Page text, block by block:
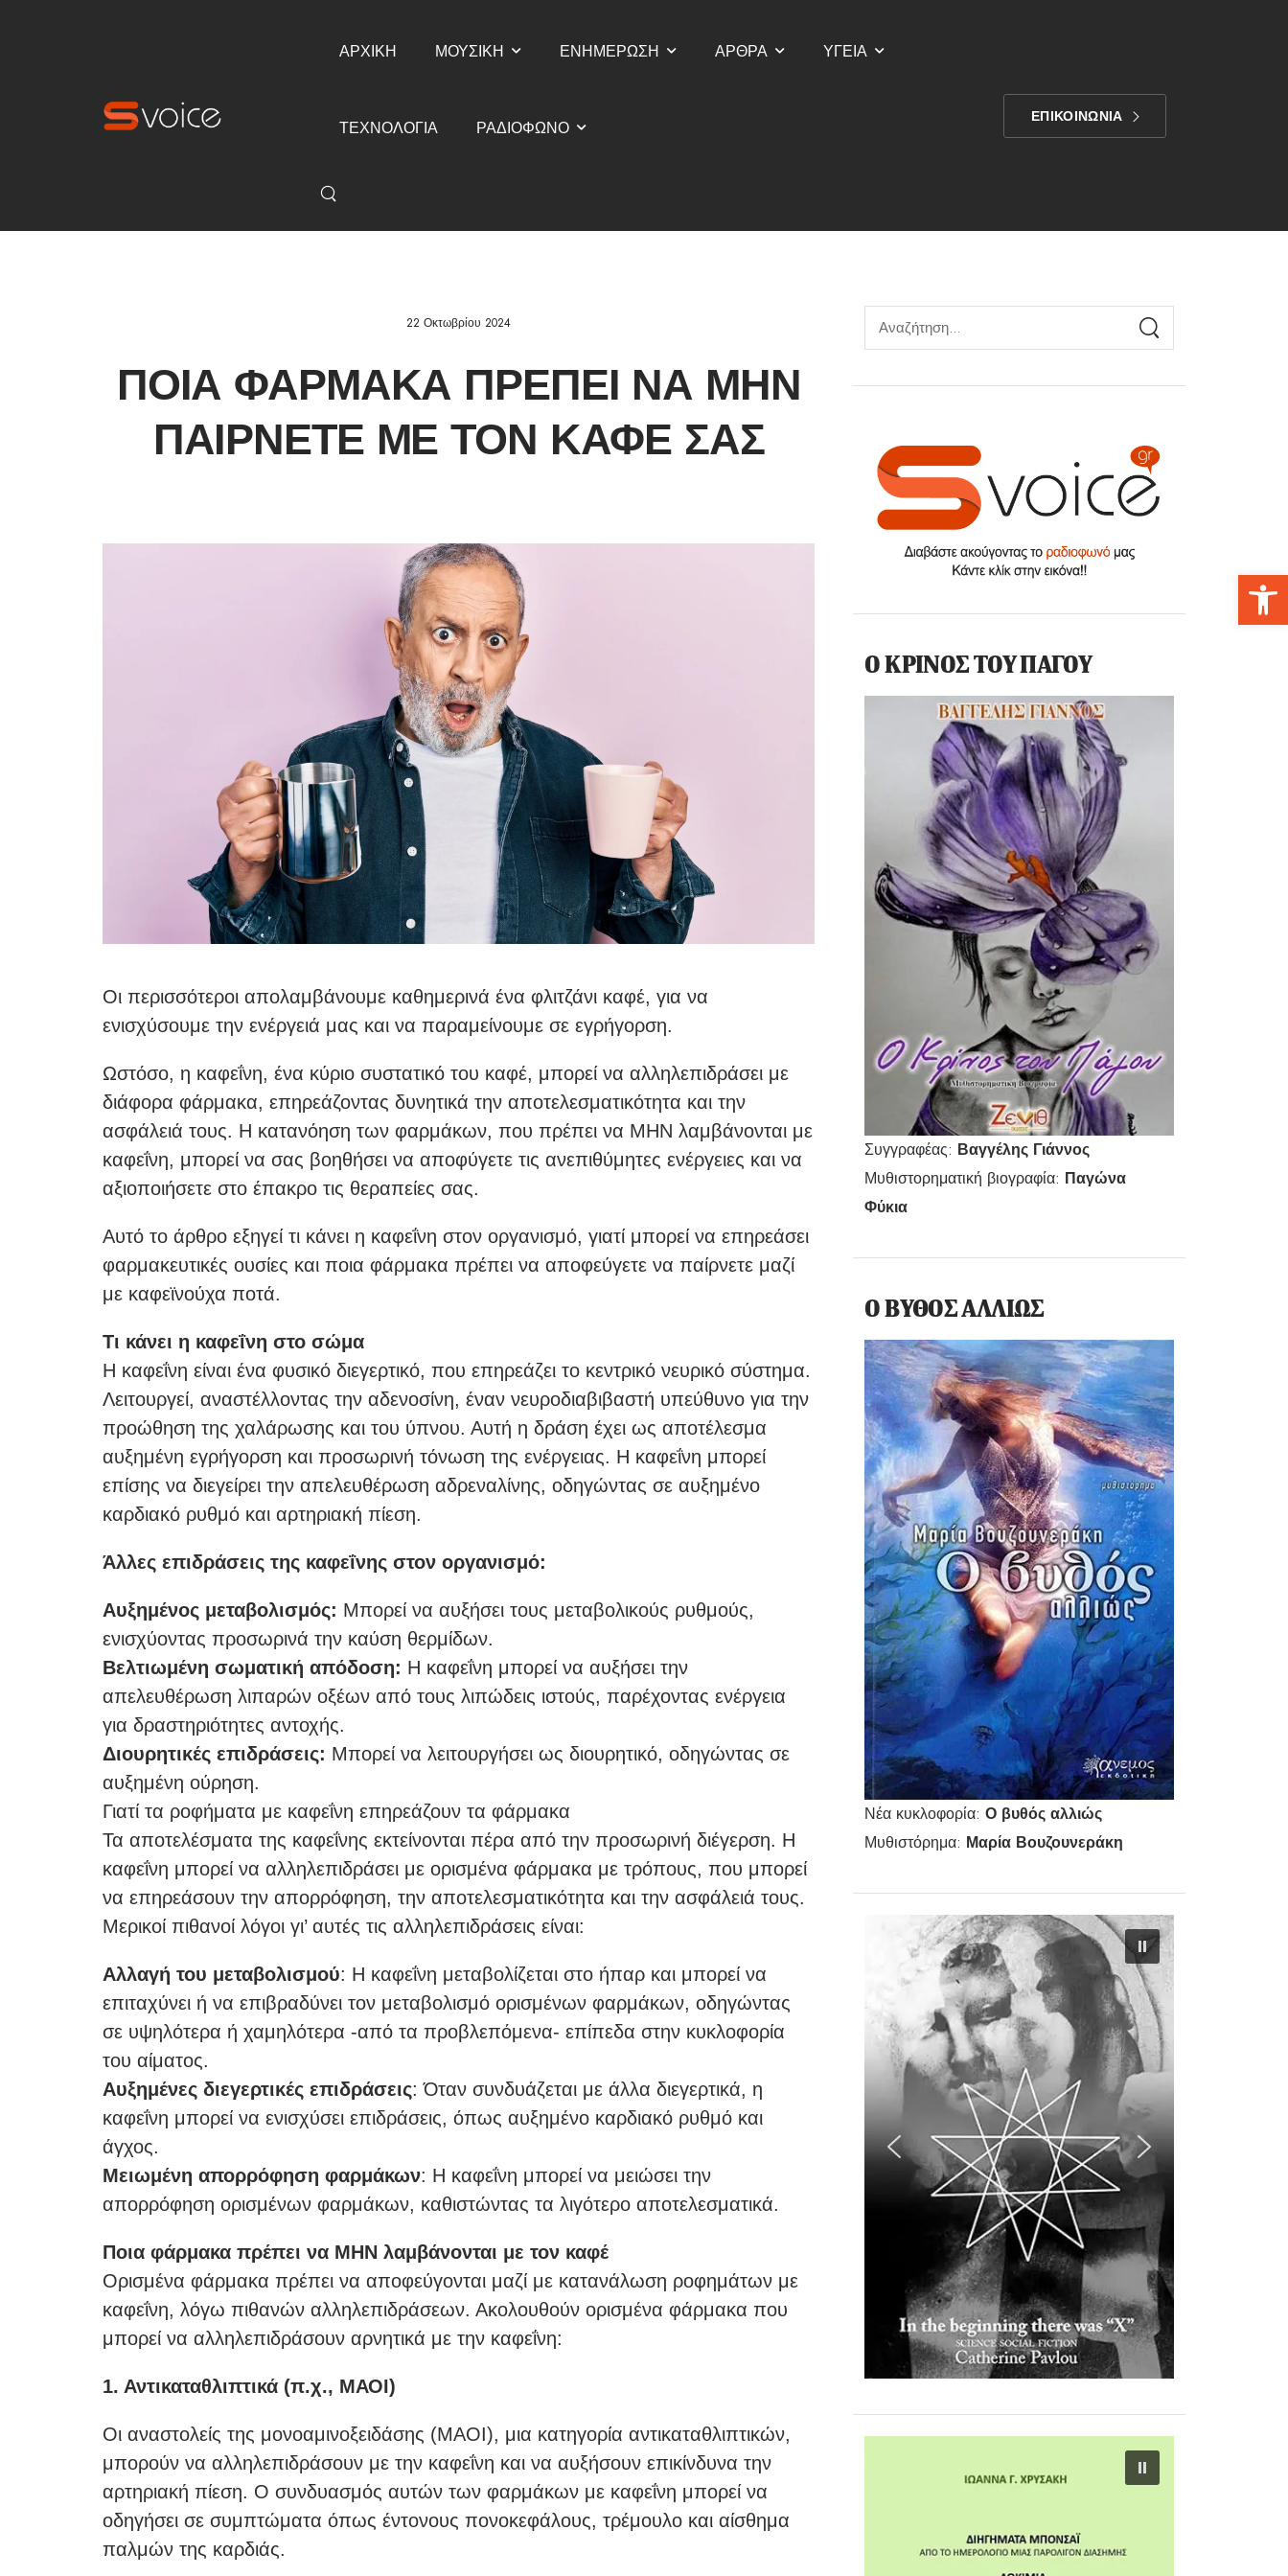
ΑΡΧΙΚΗ ΜΟΥΣΙΚΗ ΕΝΗΜΕΡΩΣΗ ΑΡΘΡΑ ΥΓΕΙΑ
ΤΕΧΝΟΛΟΓΙΑ ΡΑΔΙΟΦΩΝΟ
ΕΠΙΚΟΙΝΩΝΙΑ
Ο ΚΡΙΝΟΣ ΤΟΥ ΠΑΓΟΥ
Συγγραφέας: Βαγγέλης Γιάννος
Μυθιστορηματική βιογραφία: Παγώνα
Φύκια
Ο ΒΥΘΟΣ ΑΛΛΙΩΣ
Νέα κυκλοφορία:Ο βυθός αλλιώς
Μυθιστόρημα: Μαρία Βουζουνεράκη
22 Οκτωβρίου 2024
ΠΟΙΑ ΦΆΡΜΑΚΑ ΠΡΈΠΕΙ ΝΑ ΜΗΝ
ΠΑΊΡΝΕΤΕ ΜΕ ΤΟΝ ΚΑΦΈ ΣΑΣ
Οι περισσότεροι απολαμβάνουμε καθημερινά ένα φλιτζάνι καφέ, για να
ενισχύσουμε την ενέργειά μας και να παραμείνουμε σε εγρήγορση.
Ωστόσο, η καφεΐνη, ένα κύριο συστατικό του καφέ, μπορεί να αλληλεπιδράσει με
διάφορα φάρμακα, επηρεάζοντας δυνητικά την αποτελεσματικότητα και την
ασφάλειά τους. Η κατανόηση των φαρμάκων, που πρέπει να ΜΗΝ λαμβάνονται με
καφεΐνη, μπορεί να σας βοηθήσει να αποφύγετε τις ανεπιθύμητες ενέργειες και να
αξιοποιήσετε στο έπακρο τις θεραπείες σας.
Αυτό το άρθρο εξηγεί τι κάνει η καφεΐνη στον οργανισμό, γιατί μπορεί να επηρεάσει
φαρμακευτικές ουσίες και ποια φάρμακα πρέπει να αποφεύγετε να παίρνετε μαζί
με καφεϊνούχα ποτά.
Τι κάνει η καφεΐνη στο σώμα
Η καφεΐνη είναι ένα φυσικό διεγερτικό, που επηρεάζει το κεντρικό νευρικό σύστημα.
Λειτουργεί, αναστέλλοντας την αδενοσίνη, έναν νευροδιαβιβαστή υπεύθυνο για την
προώθηση της χαλάρωσης και του ύπνου. Αυτή η δράση έχει ως αποτέλεσμα
αυξημένη εγρήγορση και προσωρινή τόνωση της ενέργειας. Η καφεΐνη μπορεί
επίσης να διεγείρει την απελευθέρωση αδρεναλίνης, οδηγώντας σε αυξημένο
καρδιακό ρυθμό και αρτηριακή πίεση.
Άλλες επιδράσεις της καφεΐνης στον οργανισμό:
Αυξημένος μεταβολισμός: Μπορεί να αυξήσει τους μεταβολικούς ρυθμούς,
ενισχύοντας προσωρινά την καύση θερμίδων.
Βελτιωμένη σωματική απόδοση: Η καφεΐνη μπορεί να αυξήσει την
απελευθέρωση λιπαρών οξέων από τους λιπώδεις ιστούς, παρέχοντας ενέργεια
για δραστηριότητες αντοχής.
Διουρητικές επιδράσεις: Μπορεί να λειτουργήσει ως διουρητικό, οδηγώντας σε
αυξημένη ούρηση.
Γιατί τα ροφήματα με καφεΐνη επηρεάζουν τα φάρμακα
Τα αποτελέσματα της καφεΐνης εκτείνονται πέρα από την προσωρινή διέγερση. Η
καφεΐνη μπορεί να αλληλεπιδράσει με ορισμένα φάρμακα με τρόπους, που μπορεί
να επηρεάσουν την απορρόφηση, την αποτελεσματικότητα και την ασφάλειά τους.
Μερικοί πιθανοί λόγοι γι’ αυτές τις αλληλεπιδράσεις είναι:
Αλλαγή του μεταβολισμού: Η καφεΐνη μεταβολίζεται στο ήπαρ και μπορεί να
επιταχύνει ή να επιβραδύνει τον μεταβολισμό ορισμένων φαρμάκων, οδηγώντας
σε υψηλότερα ή χαμηλότερα -από τα προβλεπόμενα- επίπεδα στην κυκλοφορία
του αίματος.
Αυξημένες διεγερτικές επιδράσεις: Όταν συνδυάζεται με άλλα διεγερτικά, η
καφεΐνη μπορεί να ενισχύσει επιδράσεις, όπως αυξημένο καρδιακό ρυθμό και
άγχος.
Μειωμένη απορρόφηση φαρμάκων: Η καφεΐνη μπορεί να μειώσει την
απορρόφηση ορισμένων φαρμάκων, καθιστώντας τα λιγότερο αποτελεσματικά.
Ποια φάρμακα πρέπει να ΜΗΝ λαμβάνονται με τον καφέ
Ορισμένα φάρμακα πρέπει να αποφεύγονται μαζί με κατανάλωση ροφημάτων με
καφεΐνη, λόγω πιθανών αλληλεπιδράσεων. Ακολουθούν ορισμένα φάρμακα που
μπορεί να αλληλεπιδράσουν αρνητικά με την καφεΐνη:
1. Αντικαταθλιπτικά (π.χ., ΜΑΟΙ)
Οι αναστολείς της μονοαμινοξειδάσης (ΜΑΟΙ), μια κατηγορία αντικαταθλιπτικών,
μπορούν να αλληλεπιδράσουν με την καφεΐνη και να αυξήσουν επικίνδυνα την
αρτηριακή πίεση. Ο συνδυασμός αυτών των φαρμάκων με καφεΐνη μπορεί να
οδηγήσει σε συμπτώματα όπως έντονους πονοκεφάλους, τρέμουλο και αίσθημα
παλμών της καρδιάς.